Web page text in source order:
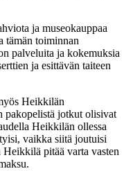
ja museokauppaa
tämän toiminnan
palveluita ja kokemuksia
ja esittävän taiteen
Heikkilän
pakopelistä jotkut olisivat
Heikkilän ollessa
vaikka siitä joutuisi
Heikkilä pitää varta vasten